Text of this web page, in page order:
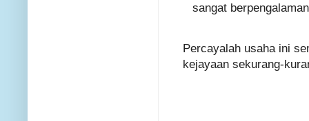
sangat
Percayalah usaha ini
kejayaan sekurang-